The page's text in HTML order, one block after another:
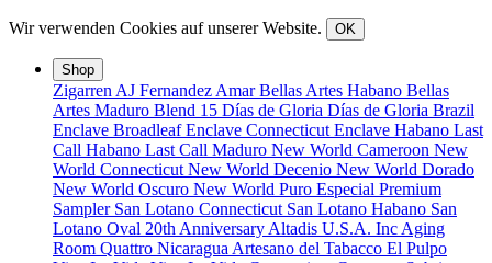
Wir verwenden Cookies auf unserer Website. OK
Shop
Zigarren AJ Fernandez AmarBellas Artes Habano Bellas
Artes Maduro Blend 15 Días de Gloria Días de Gloria Brazil
Enclave BroadleafEnclave Connecticut Enclave Habano Last
Call Habano Last Call Maduro New World Cameroon New
World Connecticut New World Decenio New World Dorado
New World Oscuro New World Puro Especial Premium
Sampler San Lotano Connecticut San Lotano Habano San
Lotano Oval 20th Anniversary Altadis U.S.A. Inc Aging
Room Quattro Nicaragua Artesano del Tabacco El Pulpo